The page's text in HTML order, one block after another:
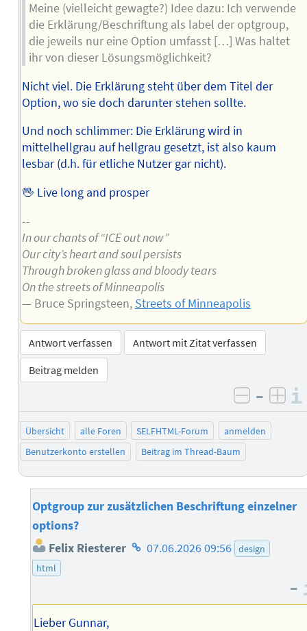
Meine (vielleicht gewagte?) Idee dazu: Ich verwende
die Erklärung/Beschriftung als label der optgroup,
die jeweils nur eine Option umfasst […] Was haltet
ihr von dieser Lösungsmöglichkeit?
Nicht viel. Die Erklärung steht über dem Titel der
Option, wo sie doch darunter stehen sollte.
Und noch schlimmer: Die Erklärung wird in
mittelhellgrau auf hellgrau gesetzt, ist also kaum
lesbar (d.h. für etliche Nutzer gar nicht).
🖖 Live long and prosper
--
In our chants of “ICE out now”
Our city’s heart and soul persists
Through broken glass and bloody tears
On the streets of Minneapolis
— Bruce Springsteen, Streets of Minneapolis
Antwort verfassen
Antwort mit Zitat verfassen
Beitrag melden
negativ
–
Übersicht alle Foren SELFHTML-Forum
anmelden
Benutzerkonto erstellen
Beitrag im Thread-Baum
Optgroup zur zusätzlichen Beschriftung einzelner
options?
Felix Riesterer Homepage
07.06.2026 09:56 design
html
–
Lieber Gunnar,